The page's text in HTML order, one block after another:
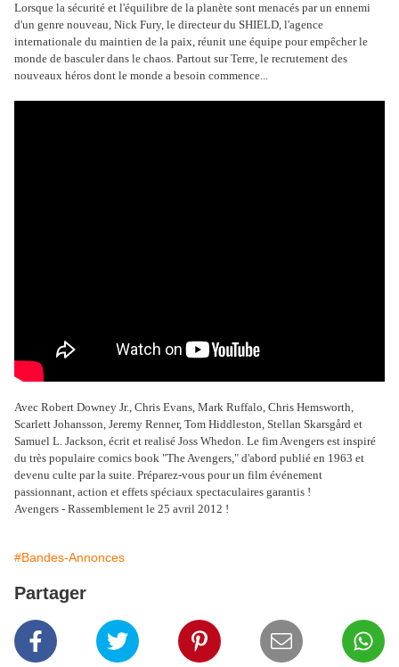
Lorsque la sécurité et l'équilibre de la planète sont menacés par un ennemi
d'un genre nouveau, Nick Fury, le directeur du SHIELD, l'agence
internationale du maintien de la paix, réunit une équipe pour empêcher le
monde de basculer dans le chaos. Partout sur Terre, le recrutement des
nouveaux héros dont le monde a besoin commence...
Avec Robert Downey Jr., Chris Evans, Mark Ruffalo, Chris Hemsworth,
Scarlett Johansson, Jeremy Renner, Tom Hiddleston, Stellan Skarsgård et
Samuel L. Jackson, écrit et realisé Joss Whedon. Le fim Avengers est inspiré
du très populaire comics book "The Avengers," d'abord publié en 1963 et
devenu culte par la suite. Préparez-vous pour un film événement
passionnant, action et effets spéciaux spectaculaires garantis !
Avengers - Rassemblement le 25 avril 2012 !
#Bandes-Annonces
Partager